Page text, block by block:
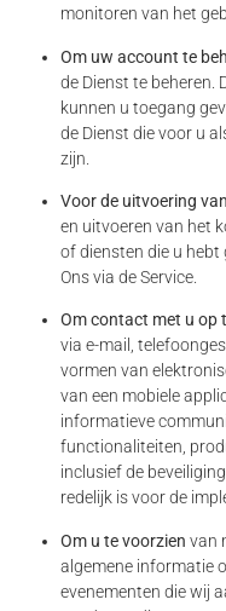
monitoren van het
Om uw account te
de Dienst te beheren.
kunnen u toegang
de Dienst die voor u
zijn.
Voor de uitvoering
en uitvoeren van het
of diensten die u
Ons via de Service.
Om contact met u op
via e-mail,
vormen van
van een mobiele
informatieve
functionaliteiten,
inclusief de
redelijk is voor de
Om u te voorzien van
algemene informatie
evenementen die wij